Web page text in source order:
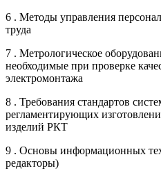
6 . Методы управления
труда
7 . Метрологическое
необходимые при проверке
электромонтажа
8 . Требования стандартов
регламентирующих
изделий РКТ
9 . Основы информационных
редакторы)